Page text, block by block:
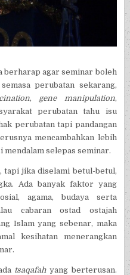
berharap agar seminar boleh
perubatan sekarang,
, gene manipulation,
perubatan tahu isu
perubatan tapi pandangan
mencambahkan lebih
mendalam selepas seminar.
tapi jika diselami betul-betul,
Ada banyak faktor yang
agama, budaya serta
cabaran ostad ostajah
Islam yang sebenar, maka
kesihatan menerangkan
tsaqafahyang berterusan.